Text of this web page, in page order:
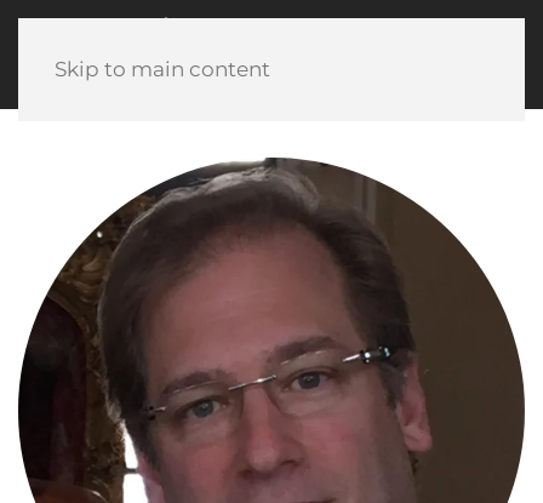
Skip to main content